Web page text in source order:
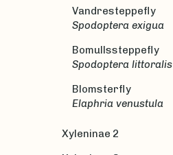
Vandresteppefly
Spodoptera exigua
Bomullssteppefly
Spodoptera littoralis
Blomsterfly
Elaphria venustula
Xyleninae 2